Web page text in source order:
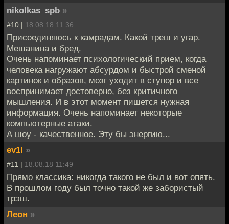
nikolkas_spb »
#10 | 18.08.18 11:36
Присоединяюсь к камрадам. Какой треш и угар.
Мешанина и бред.
Очень напоминает психологический прием, когда
человека нагружают абсурдом и быстрой сменой
картинок и образов, мозг уходит в ступор и все
воспринимает достоверно, без критичного
мышления. И в этот момент пишется нужная
информация. Очень напоминает некоторые
компьютерные атаки.
А шоу - качественное. Эту бы энергию...
ev1l »
#11 | 18.08.18 11:49
Прямо классика: никогда такого не был и вот опять.
В прошлом году был точно такой же забористый
трэш.
Леон »